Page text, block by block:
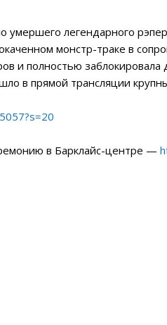
легендарного
монстр-траке в
и полностью
в прямой трансляции
в Барклайс-центре —